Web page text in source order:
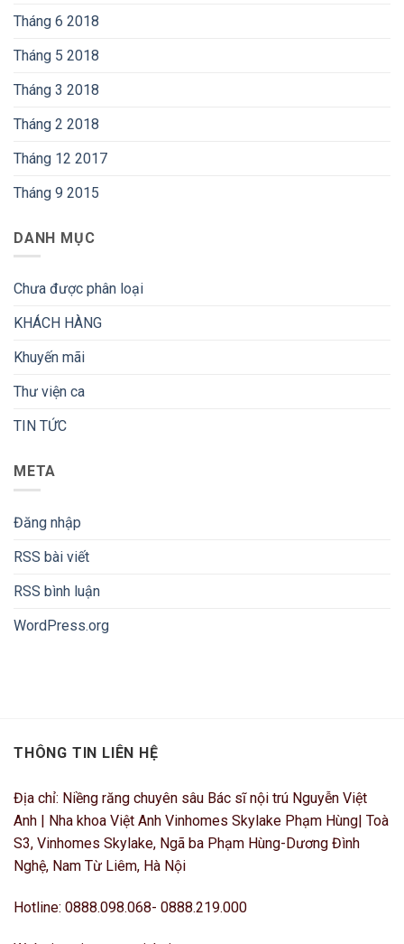
Tháng 6 2018
Tháng 5 2018
Tháng 3 2018
Tháng 2 2018
Tháng 12 2017
Tháng 9 2015
DANH MỤC
Chưa được phân loại
KHÁCH HÀNG
Khuyến mãi
Thư viện ca
TIN TỨC
META
Đăng nhập
RSS bài viết
RSS bình luận
WordPress.org
THÔNG TIN LIÊN HỆ
Địa chỉ: Niềng răng chuyên sâu Bác sĩ nội trú Nguyễn Việt
Anh | Nha khoa Việt Anh Vinhomes Skylake Phạm Hùng| Toà
S3, Vinhomes Skylake, Ngã ba Phạm Hùng-Dương Đình
Nghệ, Nam Từ Liêm, Hà Nội
Hotline: 0888.098.068- 0888.219.000